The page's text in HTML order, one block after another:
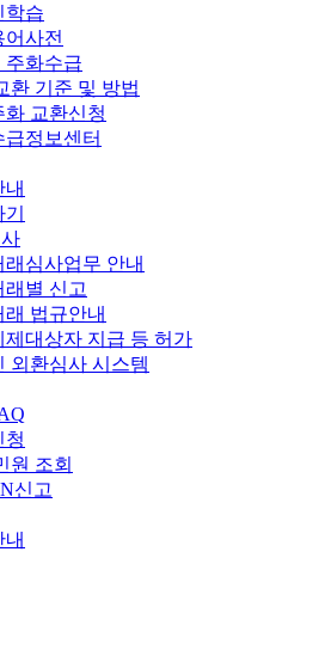
학습
어사전
주화수급
환 기준 및 방법
화 교환신청
급정보센터
내
래심사업무 안내
래별 신고
래 법규안내
제대상자 지급 등 허가
외환심사 시스템
청
원 조회
신고
내